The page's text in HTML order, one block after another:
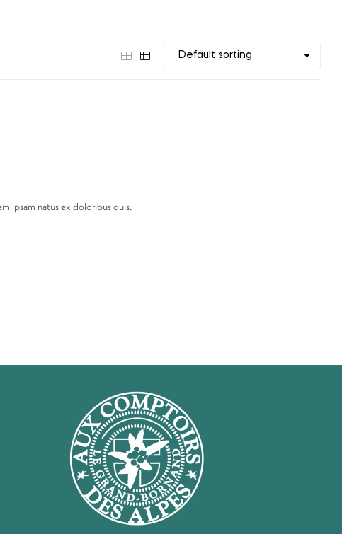
ipsam natus ex doloribus quis.